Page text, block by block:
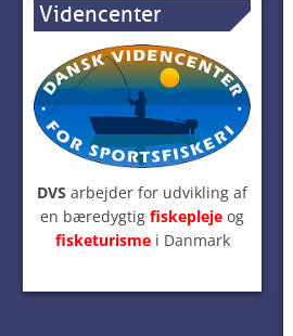
Videncenter
DVS arbejder for udvikling af
en bæredygtig fiskepleje og
fisketurisme i Danmark